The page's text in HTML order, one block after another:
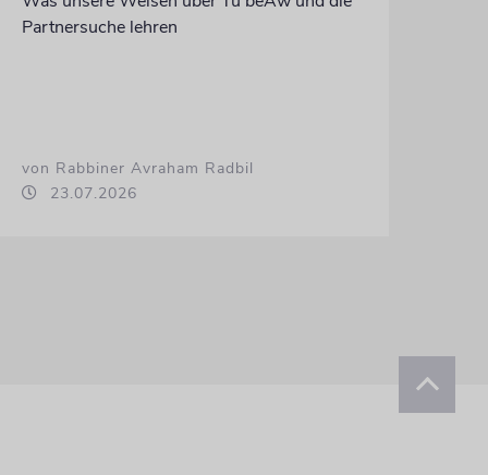
Partnersuche lehren
von Rabbiner Avraham Radbil
23.07.2026